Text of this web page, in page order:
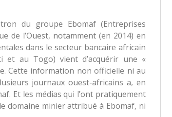
du groupe Ebomaf (Entreprises
de l’Ouest, notamment (en 2014) en
dans le secteur bancaire africain
et au Togo) vient d’acquérir une «
Cette information non officielle ni au
journaux ouest-africains a, en
Et les médias qui l’ont pratiquement
domaine minier attribué à Ebomaf, ni